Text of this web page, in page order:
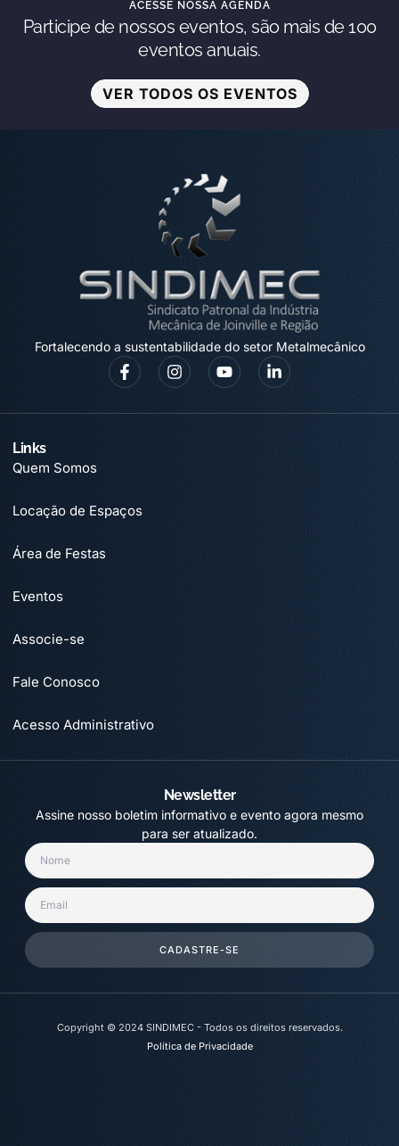
ACESSE NOSSA AGENDA
Participe de nossos eventos, são mais de 100
eventos anuais.
VER TODOS OS EVENTOS
Fortalecendo a sustentabilidade do setor Metalmecânico
Links
Quem Somos
Locação de Espaços
Área de Festas
Eventos
Associe-se
Fale Conosco
Acesso Administrativo
Newsletter
Assine nosso boletim informativo e evento agora mesmo
para ser atualizado.
CADASTRE-SE
Copyright © 2024 SINDIMEC - Todos os direitos reservados.
Política de Privacidade